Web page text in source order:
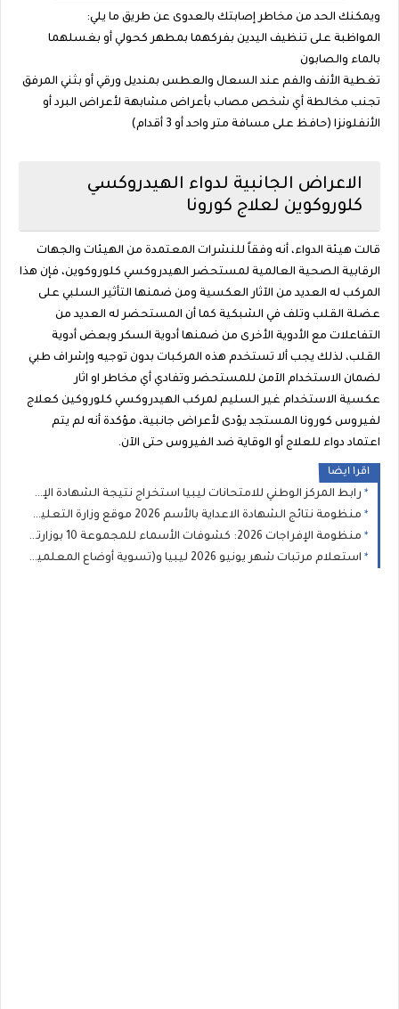
ويمكنك الحد من مخاطر إصابتك بالعدوى عن طريق ما يلي:
المواظبة على تنظيف اليدين بفركهما بمطهر كحولي أو بغسلهما
بالماء والصابون
تغطية الأنف والفم عند السعال والعطس بمنديل ورقي أو بثني المرفق
تجنب مخالطة أي شخص مصاب بأعراض مشابهة لأعراض البرد أو
الأنفلونزا (حافظ على مسافة متر واحد أو 3 أقدام)
الاعراض الجانبية لدواء الهيدروكسي
كلوروكوين لعلاج كورونا
قالت هيئة الدواء، أنه وفقاً للنشرات المعتمدة من الهيئات والجهات
الرقابية الصحية العالمية لمستحضر الهيدروكسي كلوروكوين، فإن هذا
المركب له العديد من الآثار العكسية ومن ضمنها التأثير السلبي على
عضلة القلب وتلف في الشبكية كما أن المستحضر له العديد من
التفاعلات مع الأدوية الأخرى من ضمنها أدوية السكر وبعض أدوية
القلب، لذلك يجب ألا تستخدم هذه المركبات بدون توجيه وإشراف طبي
لضمان الاستخدام الآمن للمستحضر وتفادي أي مخاطر او اثار
عكسية الاستخدام غير السليم لمركب الهيدروكسي كلوروكين كعلاج
لفيروس كورونا المستجد يؤدى لأعراض جانبية، مؤكدة أنه لم يتم
اعتماد دواء للعلاج أو الوقاية ضد الفيروس حتى الآن.
اقرا ايضا
رابط المركز الوطني للامتحانات ليبيا استخراج نتيجة الشهادة الإعدادية 2026 برقم القيد
منظومة نتائج الشهادة الاعداية بالأسم 2026 موقع وزارة التعليم بالحكومة الموقتة natija moel ly الأستعلام عن نتائج امتحانات شهادة مرحلة التعليم الأساسي الإعدادية ليبيا
منظومة الإفراجات 2026: كشوفات الأسماء للمجموعة 10 بوزارتي الحكم المحلي والثروة البحرية لشهر مايو
استعلام مرتبات شهر يونيو 2026 ليبيا و(تسوية أوضاع المعلمين ) التفاصيل عبرتطبيق راتبي ليبيا apk الراتب apk